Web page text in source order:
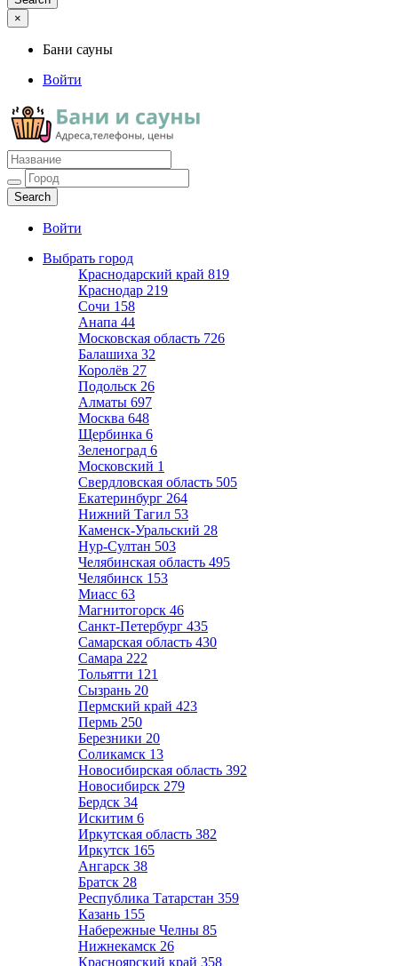
×
Бани сауны
Войти
Бани сауны
Адреса и телефоны
Войти
Выбрать город
Краснодарский край 819
Краснодар 219
Сочи 158
Анапа 44
Московская область 726
Балашиха 32
Королёв 27
Подольск 26
Алматы 697
Москва 648
Щербинка 6
Зеленоград 6
Московский 1
Свердловская область 505
Екатеринбург 264
Нижний Тагил 53
Каменск-Уральский 28
Нур-Султан 503
Челябинская область 495
Челябинск 153
Миасс 63
Магнитогорск 46
Санкт-Петербург 435
Самарская область 430
Самара 222
Тольятти 121
Сызрань 20
Пермский край 423
Пермь 250
Березники 20
Соликамск 13
Новосибирская область 392
Новосибирск 279
Бердск 34
Искитим 6
Иркутская область 382
Иркутск 165
Ангарск 38
Братск 28
Республика Татарстан 359
Казань 155
Набережные Челны 85
Нижнекамск 26
Красноярский край 358